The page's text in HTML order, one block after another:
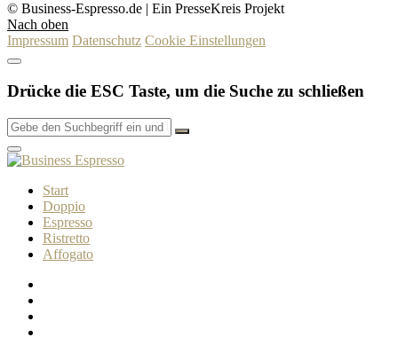
© Business-Espresso.de | Ein PresseKreis Projekt
Nach oben
Impressum Datenschutz Cookie Einstellungen
Drücke die ESC Taste, um die Suche zu schließen
Start
Doppio
Espresso
Ristretto
Affogato